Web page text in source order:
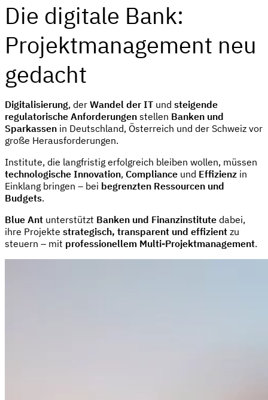
Die digitale Bank:
Projektmanagement neu
gedacht
Digitalisierung, der Wandel der IT und steigende
regulatorische Anforderungen stellen Banken und
Sparkassen in Deutschland, Österreich und der Schweiz vor
große Herausforderungen.
Institute, die langfristig erfolgreich bleiben wollen, müssen
technologische Innovation, Compliance und Effizienz in
Einklang bringen – bei begrenzten Ressourcen und
Budgets.
Blue Ant unterstützt Banken und Finanzinstitute dabei,
ihre Projekte strategisch, transparent und effizient zu
steuern – mit professionellem Multi-Projektmanagement.